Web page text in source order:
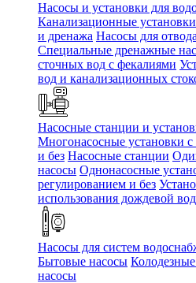
Насосы и установки для
Канализационные установки
и дренажа Насосы для
Специальные дренажные
сточных вод c фекалиями
вод и канализационных
Насосные станции и
Многонасосные установки
и без Насосные станции
насосы Однонасосные
регулированием и без
использования дождевой
Насосы для систем
Бытовые насосы
насосы